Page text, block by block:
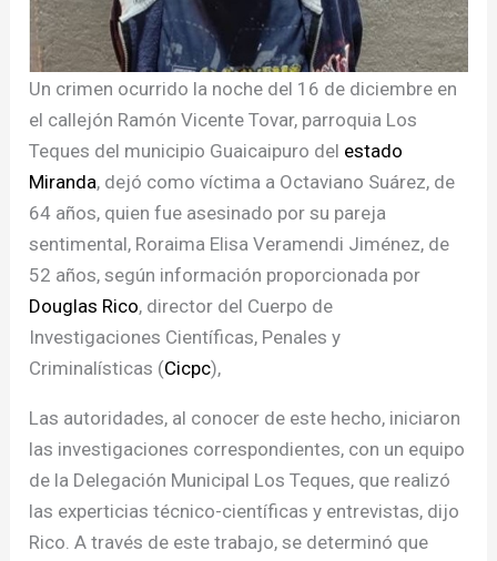
Un crimen ocurrido la noche del 16 de diciembre en
el callejón Ramón Vicente Tovar, parroquia Los
Teques del municipio Guaicaipuro del estado
Miranda, dejó como víctima a Octaviano Suárez, de
64 años, quien fue asesinado por su pareja
sentimental, Roraima Elisa Veramendi Jiménez, de
52 años, según información proporcionada por
Douglas Rico, director del Cuerpo de
Investigaciones Científicas, Penales y
Criminalísticas (Cicpc),
Las autoridades, al conocer de este hecho, iniciaron
las investigaciones correspondientes, con un equipo
de la Delegación Municipal Los Teques, que realizó
las experticias técnico-científicas y entrevistas, dijo
Rico. A través de este trabajo, se determinó que